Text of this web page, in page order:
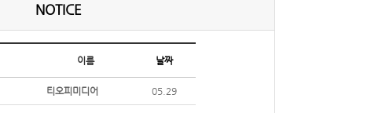
NOTICE
이름 날짜
티오피미디어 05.29